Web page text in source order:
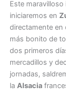
Este maravilloso
iniciaremos en
directamente en
más bonito de
dos primeros
mercadillos y
jornadas,
la Alsacia